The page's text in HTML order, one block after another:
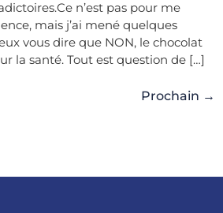
n’est pas pour me
mais j’ai mené quelques
vous dire que NON, le chocolat
la santé. Tout est question de […]
Prochain →